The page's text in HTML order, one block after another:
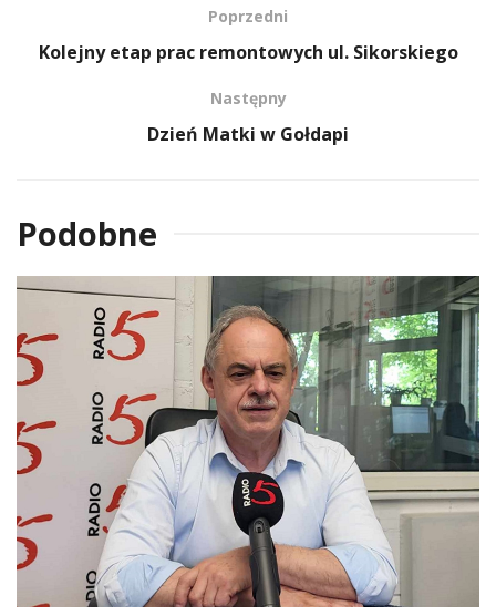
Poprzedni
Kolejny etap prac remontowych ul. Sikorskiego
Następny
Dzień Matki w Gołdapi
Podobne